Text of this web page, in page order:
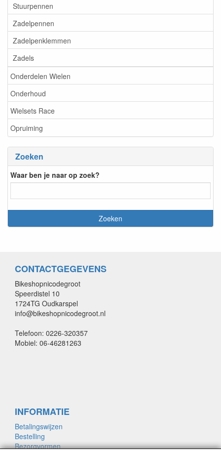
Stuurpennen
Zadelpennen
Zadelpenklemmen
Zadels
Onderdelen Wielen
Onderhoud
Wielsets Race
Opruiming
Zoeken
Waar ben je naar op zoek?
CONTACTGEGEVENS
Bikeshopnicodegroot
Speerdistel 10
1724TG Oudkarspel
info@bikeshopnicodegroot.nl
Telefoon: 0226-320357
Mobiel: 06-46281263
INFORMATIE
Betalingswijzen
Bestelling
Bezorgvormen